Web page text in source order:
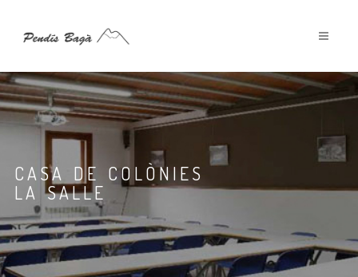
CASA DE COLÒNIES
LA SALLE